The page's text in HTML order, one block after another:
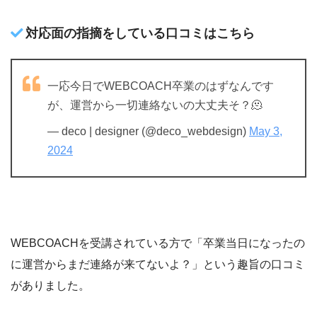
対応面の指摘をしている口コミはこちら
一応今日でWEBCOACH卒業のはずなんです
が、運営から一切連絡ないの大丈夫そ？🫠
— deco | designer (@deco_webdesign) May 3,
2024
WEBCOACHを受講されている方で「卒業当日になったの
に運営からまだ連絡が来てないよ？」という趣旨の口コミ
がありました。